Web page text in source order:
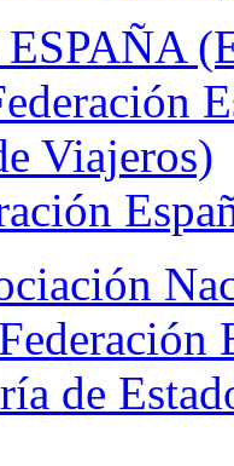
Viajeros)
de